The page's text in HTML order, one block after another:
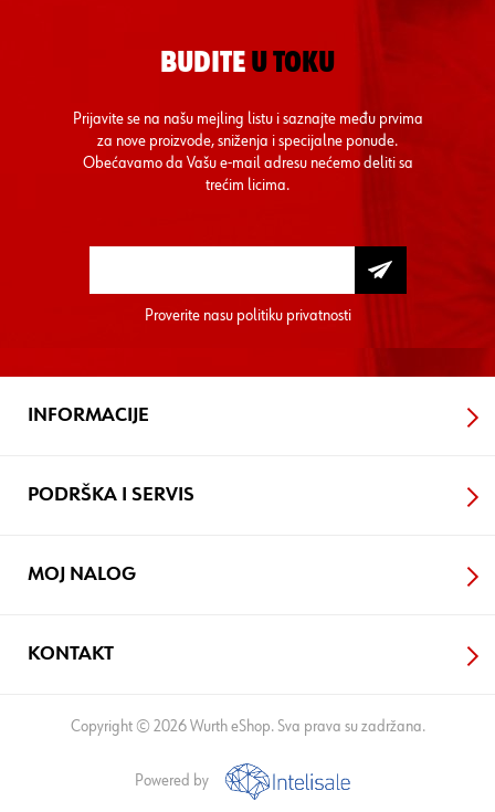
BUDITE U TOKU
Prijavite se na našu mejling listu i saznajte među prvima
za nove proizvode, sniženja i specijalne ponude.
Obećavamo da Vašu e-mail adresu nećemo deliti sa
trećim licima.
Proverite nasu politiku privatnosti
INFORMACIJE
PODRŠKA I SERVIS
MOJ NALOG
KONTAKT
Copyright © 2026 Wurth eShop. Sva prava su zadržana.
Powered by